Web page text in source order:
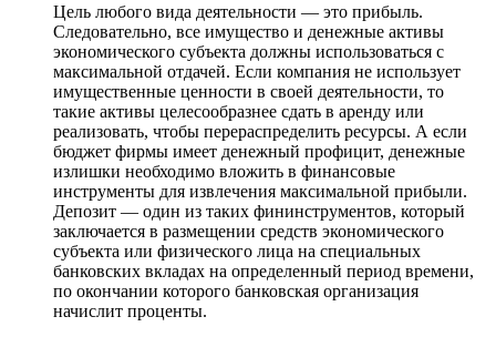
Цель любого вида деятельности — это прибыль.
Следовательно, все имущество и денежные активы
экономического субъекта должны использоваться с
максимальной отдачей. Если компания не использует
имущественные ценности в своей деятельности, то
такие активы целесообразнее сдать в аренду или
реализовать, чтобы перераспределить ресурсы. А если
бюджет фирмы имеет денежный профицит, денежные
излишки необходимо вложить в финансовые
инструменты для извлечения максимальной прибыли.
Депозит — один из таких фининструментов, который
заключается в размещении средств экономического
субъекта или физического лица на специальных
банковских вкладах на определенный период времени,
по окончании которого банковская организация
начислит проценты.